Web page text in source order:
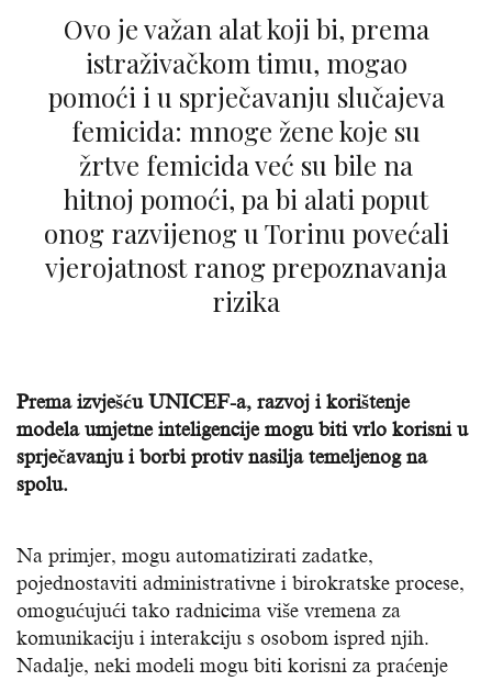
Ovo je važan alat koji bi, prema
istraživačkom timu, mogao
pomoći i u sprječavanju slučajeva
femicida: mnoge žene koje su
žrtve femicida već su bile na
hitnoj pomoći, pa bi alati poput
onog razvijenog u Torinu povećali
vjerojatnost ranog prepoznavanja
rizika
Prema izvješću UNICEF-a, razvoj i korištenje
modela umjetne inteligencije mogu biti vrlo korisni u
sprječavanju i borbi protiv nasilja temeljenog na
spolu.
Na primjer, mogu automatizirati zadatke,
pojednostaviti administrativne i birokratske procese,
omogućujući tako radnicima više vremena za
komunikaciju i interakciju s osobom ispred njih.
Nadalje, neki modeli mogu biti korisni za praćenje